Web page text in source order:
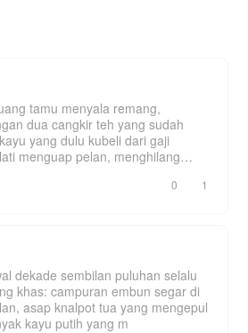
nya di rumah.
adalah orang yang sama.
Kaizan? Dia menikmati setiap detiknya.
rahasia tidak bisa bertahan selamanya.
topeng terbuka, ketika masa lalu yang
membuatnya jatuh cinta berbalik pergi—
tamu menyala remang,
dua cangkir teh yang sudah
yang dulu kubeli dari gaji
menguap pelan, menghilang
0 1
dekade sembilan puluhan selalu
khas: campuran embun segar di
asap knalpot tua yang mengepul
kayu putih yang m